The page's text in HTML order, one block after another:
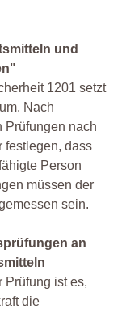
und
1201 setzt
Nach
Prüfungen nach
festlegen, dass
Person
müssen der
sein.
an
Prüfung ist es,
die